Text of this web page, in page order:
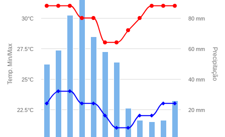
Temp. Min/Max Precipitação
22.5°C
25°C
27.5°C
30°C
20 mm
40 mm
60 mm
80 mm